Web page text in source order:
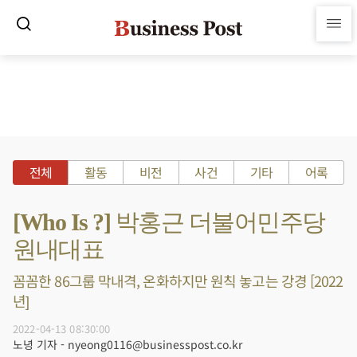
전체 활동 비전 사건 기타 어록
[Who Is ?] 박홍근 더불어민주당
원내대표
꼼꼼한 86그룹 막내격, 온화하지만 원칙 놓고는 강경 [2022
년]
2022-04-13 08:30:00
노녕 기자 - nyeong0116@businesspost.co.kr